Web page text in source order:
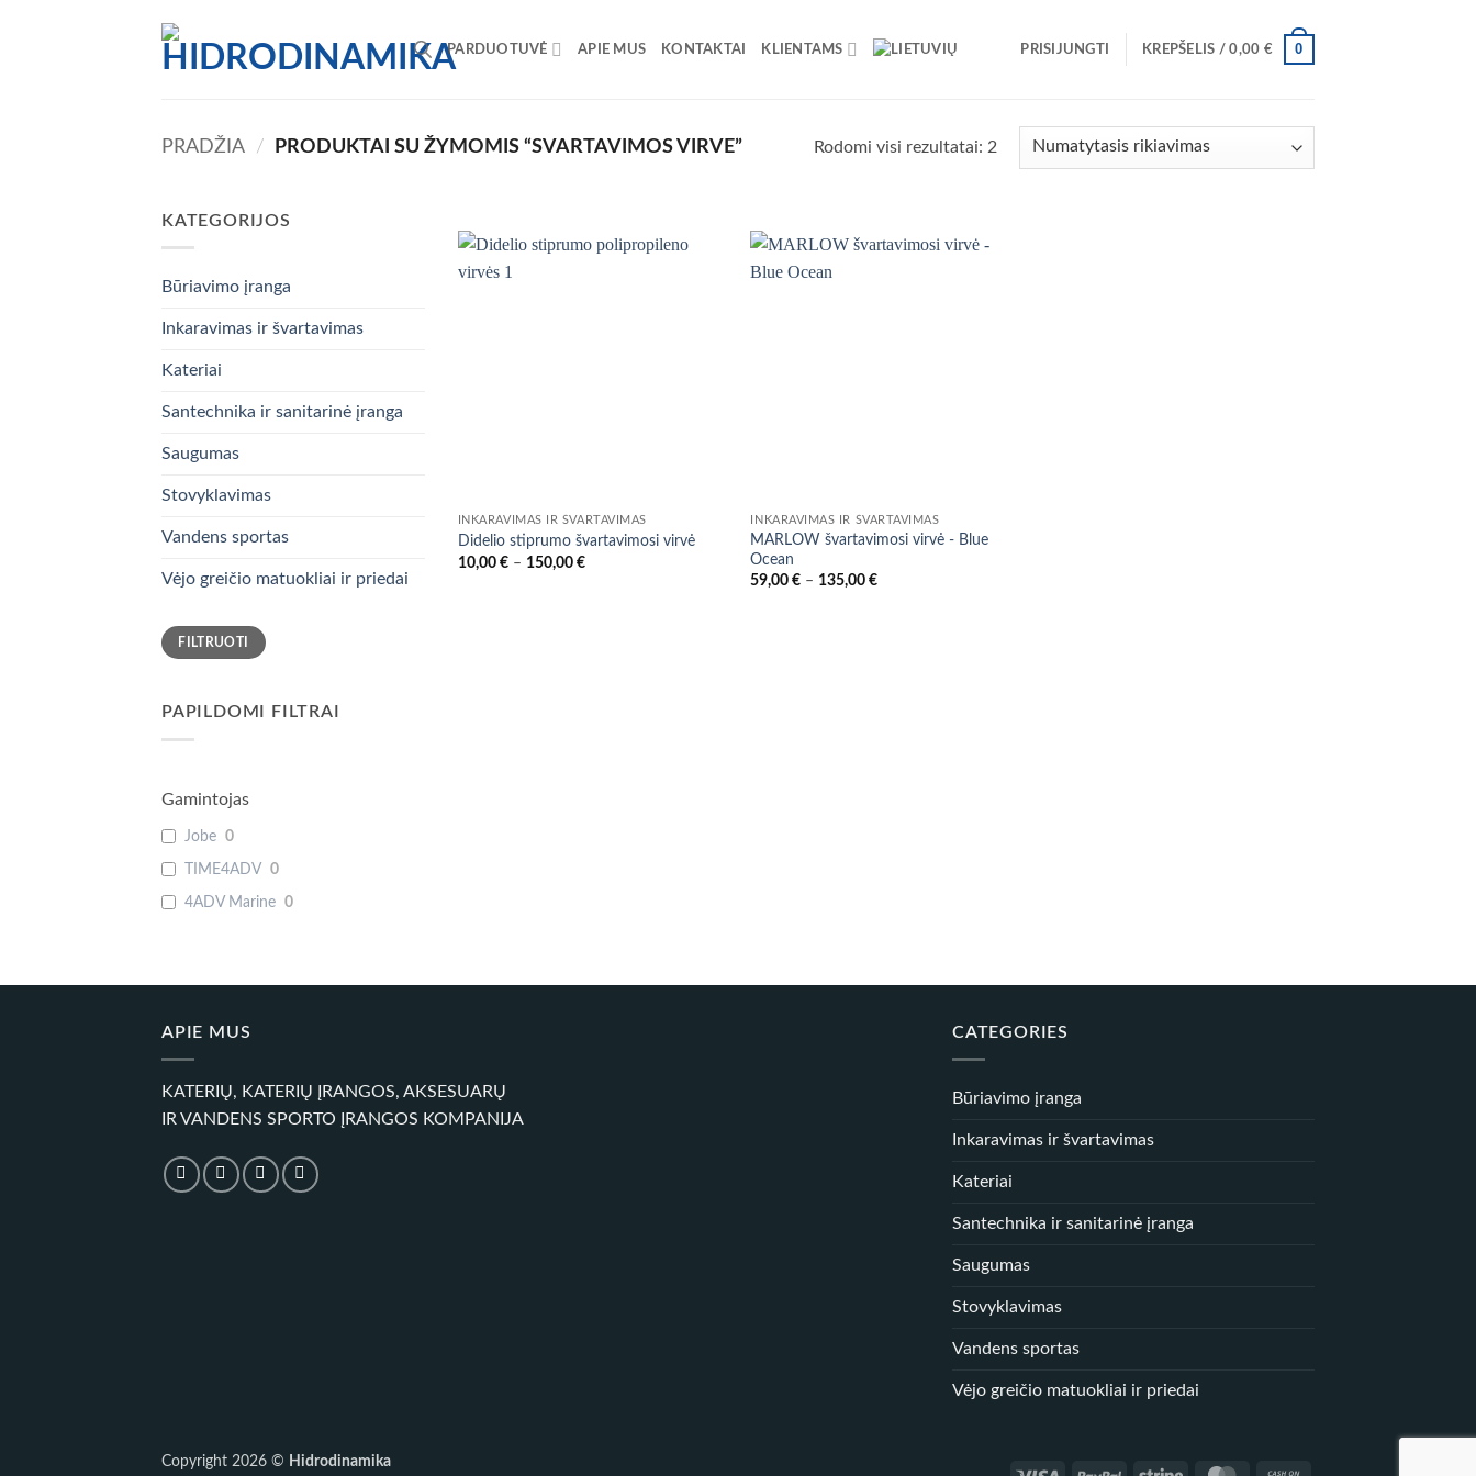
PARDUOTUVĖ APIE MUS KONTAKTAI KLIENTAMS PRISIJUNGTI KREPŠELIS /0,00 € 0
PRADŽIA / PRODUKTAI SU ŽYMOMIS “SVARTAVIMOS VIRVE” Rodomi visi rezultatai: 2
KATEGORIJOS
Būriavimo įranga
Inkaravimas ir švartavimas
Kateriai
Santechnika ir sanitarinė įranga
Saugumas
Stovyklavimas
Vandens sportas
Vėjo greičio matuokliai ir priedai
Min
kaina
Maks
kainaFILTRUOTI
PAPILDOMI FILTRAI
Gamintojas
Jobe 0
TIME4ADV 0
4ADV Marine 0
INKARAVIMAS IR ŠVARTAVIMAS
Didelio stiprumo švartavimosi virvė
10,00 € – 150,00 €Price
INKARAVIMAS IR ŠVARTAVIMAS
MARLOW švartavimosi virvė - Blue
Ocean
59,00€ – 135,00€Price
APIE MUS
KATERIŲ, KATERIŲ ĮRANGOS, AKSESUARŲ
IR VANDENS SPORTO ĮRANGOS KOMPANIJA
CATEGORIES
Būriavimo įranga
Inkaravimas ir švartavimas
Kateriai
Santechnika ir sanitarinė įranga
Saugumas
Stovyklavimas
Vandens sportas
Vėjo greičio matuokliai ir priedai
Copyright 2026 © Hidrodinamika